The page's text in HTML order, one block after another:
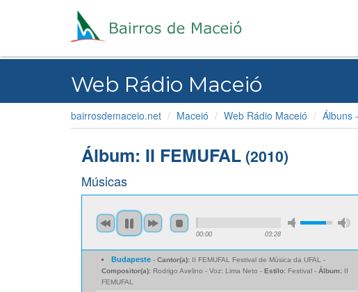
Web Rádio Maceió
bairrosdemaceio.net Maceió Web Rádio Maceió Álbuns
Álbum: II FEMUFAL(2010)
Músicas
00:00 03:28
Budapeste -Cantor(a): II FEMUFAL Festival de Música da UFAL -
Compositor(a): Rodrigo Avelino - Voz: Lima Neto - Estilo: Festival - Álbum: II
FEMUFAL